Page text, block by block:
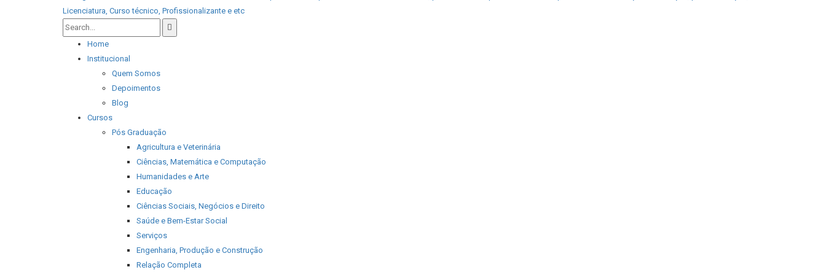
Home
Institucional
Quem Somos
Depoimentos
Blog
Cursos
Pós Graduação
Agricultura e Veterinária
Ciências, Matemática e Computação
Humanidades e Arte
Educação
Ciências Sociais, Negócios e Direito
Saúde e Bem-Estar Social
Serviços
Engenharia, Produção e Construção
Relação Completa